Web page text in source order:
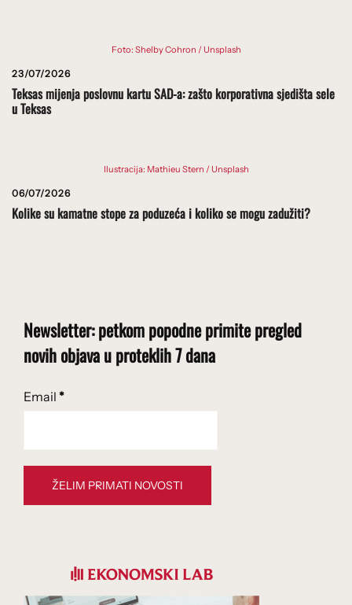
Foto: Shelby Cohron / Unsplash
23/07/2026
Teksas mijenja poslovnu kartu SAD-a: zašto korporativna sjedišta sele
u Teksas
Ilustracija: Mathieu Stern / Unsplash
06/07/2026
Kolike su kamatne stope za poduzeća i koliko se mogu zadužiti?
Newsletter: petkom popodne primite pregled
novih objava u proteklih 7 dana
Email *